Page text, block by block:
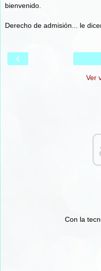
bienvenido.
Derecho de admisión... le
‹
Ver
Con la